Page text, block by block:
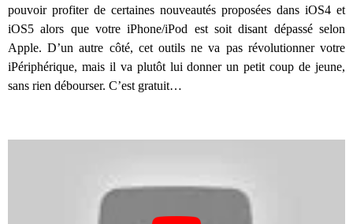
pouvoir profiter de certaines nouveautés proposées dans iOS4 et
iOS5 alors que votre iPhone/iPod est soit disant dépassé selon
Apple. D’un autre côté, cet outils ne va pas révolutionner votre
iPériphérique, mais il va plutôt lui donner un petit coup de jeune,
sans rien débourser. C’est gratuit…